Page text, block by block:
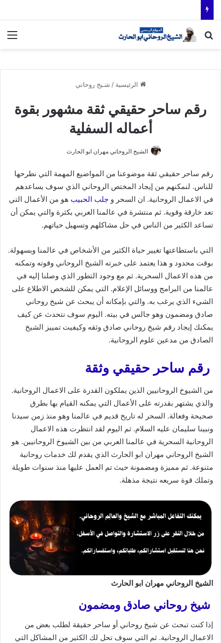
بحث عن
الرئيسية / شـيخ روحاني
رقم ساحر حقيقي ثقة مشهور بقوة
أعماله السفلية
الشيخ الروحاني مهران ابو الحارث
رقم ساحر حقيقي ثقة موضوعنا من المواضيع المهمة التي نطرحها
للناس. لنمكنهم من إيجاد المختص الروحاني الذي سوف يساعدهم
في الاعمال الروحانية. ان السحر و جلب الحبيب هو من الأعمال التي
تعد خارقة وقوية. ثم منتشرة في عالمنا العربي بكثرة والتي يمكن أن
تساعد الكثير من الناس في حل مشاكلهم وتسهيل حياتهم.
التي باستطاعتها تغيير حياة الكثير من الأشخاص في عالمنا وبسهولة.
بوقت محدود و هذا يعتمد على خبرته الشيخ الروحاني وقوته وتمكنه
من هذه الاعمال السحرية. ثم مع وجود التطور الذي وصلنا إليه في
عالمنا من البرامج ووسائل الإعلام. التي يمكن للشخص الاطلاع على
الشيء الذي يرغب به. والتي بإمكانه أن يبحث عن شيخ روحاني
صادق ومضمون وهو جالس في بيته. اليوم سوف نتحدث عن كيف
يمكنك إيجاد رقم شيخ روحاني صادق وثقه وكيفيت تمييز الشيخ
الصادق من مدعين علوم الروحانية.
رقم ساحر حقيقي وثقة
من الشيوخ الروحانيين الذين يملكون القدرة على الاعمال الروحانية.
والذي يشتهر بقدرته على الأعمال التي يمكنه القيام بها بطرق
صحيحة وفعالة. السحر له تاريخ قديم في عالمنا وهو منذ زمن سيدنا
ونبينا سليمان عليه السلام. ثم اليوم لقد انتظرت هذه الاعمال
الروحانية السحرية في عالمنا العربي من بين الشيوخ الروحانيين. هو
الشيخ الروحاني مهران ابو الحارث الذي يقدم لك خدمات روحانية
متنوعة. ثم مميزة ومضمونة حيث تم العمل عليها منذ سنوات طويلة
وتملك قوة سريعه نتيجة مذهلة.
الشيخ الروحاني مهران ابو الحارث
شيخ روحاني صادق ومضمون
إذا كنت تبحث عن شيخ روحاني أو ساحر حقيقة لطلب بعض من
الاعمال الروحانية. ثم التي سوف تحل لك الكثير من المشاكل التي